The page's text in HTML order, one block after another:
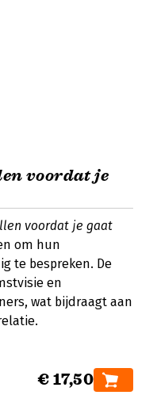
voordat je
voordat je gaat
om hun
te bespreken. De
en
wat bijdraagt aan
€ 17,50